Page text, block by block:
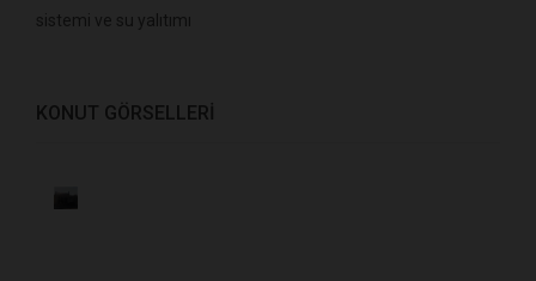
sistemi ve su yalıtımı
KONUT GÖRSELLERI